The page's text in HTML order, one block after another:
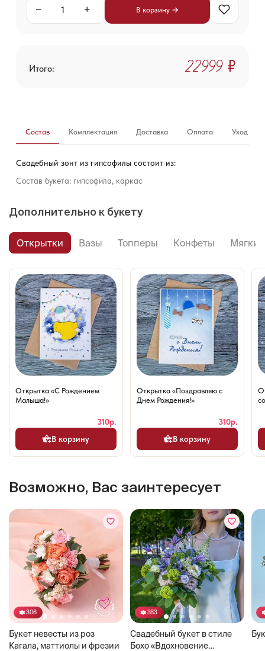
− + В корзину →
Итого: 22 999 ₽
Состав Комплектация Доставка Оплата Уход за
Свадебный зонт из гипсофилы состоит из:
Состав букета: гипсофила, каркас
Дополнительно к букету
Открытки Вазы Топперы Конфеты
Открытка «С Рождением
Малыша!»
310р.
В корзину
Открытка «Поздравляю с
Днем Рождения!»
310р.
В корзину
Возможно, Вас заинтересует
306
Букет невесты из роз
Кагала, маттиолы и фрезии
383
Свадебный букет в стиле
Бохо «Вдохновение